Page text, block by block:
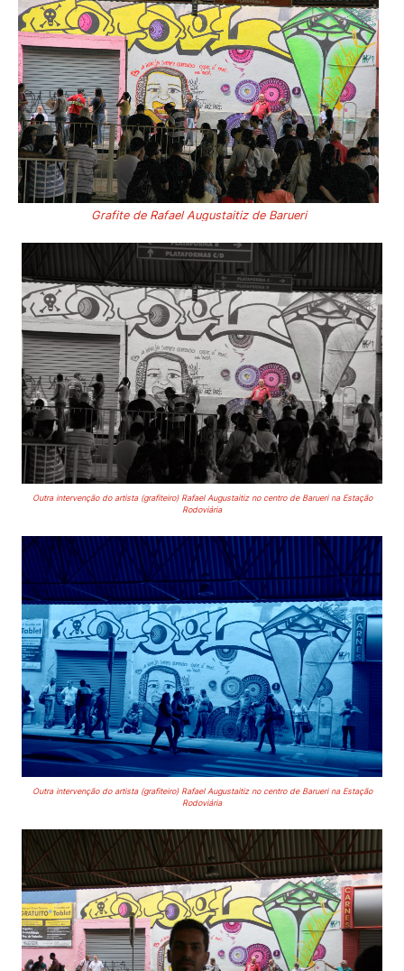
Grafite de Rafael Augustaitiz de Barueri
Outra intervenção do artista (grafiteiro) Rafael Augustaitiz no centro de Barueri na Estação
Rodoviária
Outra intervenção do artista (grafiteiro) Rafael Augustaitiz no centro de Barueri na Estação
Rodoviária